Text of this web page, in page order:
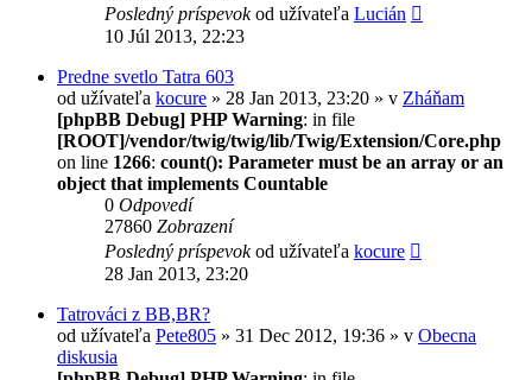
Posledný príspevokod užívateľa Lucián
10 Júl 2013, 22:23
Predne svetlo Tatra 603
od užívateľa kocure » 28 Jan 2013, 23:20 » v Zháňam
[phpBB Debug] PHP Warning: in file
[ROOT]/vendor/twig/twig/lib/Twig/Extension/Core.php
on line 1266: count(): Parameter must be an array or an
object that implements Countable
0 Odpovedí
27860 Zobrazení
Posledný príspevokod užívateľa kocure
28 Jan 2013, 23:20
Tatrováci z BB,BR?
od užívateľa Pete805 » 31 Dec 2012, 19:36 » v Obecna
diskusia